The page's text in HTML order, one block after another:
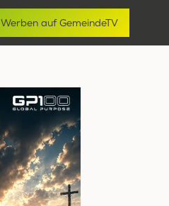
Werben auf GemeindeTV